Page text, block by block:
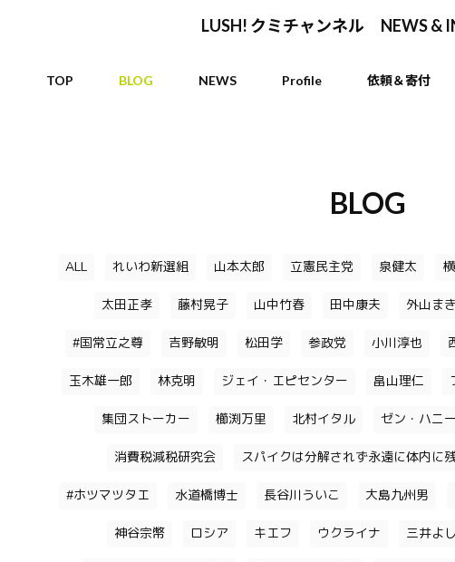
LUSH! クミチャンネル NEWS &
TOP BLOG NEWS Profile 依頼＆寄付
BLOG
ALL れいわ新選組 山本太郎 立憲民主党 泉健太
太田正孝 藤村晃子 山中竹春 田中康夫 外山まき
#国常立之尊 吉野敏明 松田学 参政党 小川淳也
玉木雄一郎 林克明 ジェイ・エピセンター 畠山理仁
集団ストーカー 櫛渕万里 北村イタル ゼン・ハニ
消費税減税研究会 スパイクは分解されず永遠に体内に
#ホツマツタエ 水道橋博士 長谷川ういこ 大島九州男
神谷宗幣 ロシア キエフ ウクライナ 三井よ